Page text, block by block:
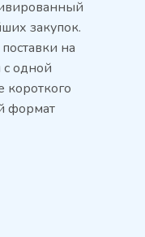
закупок.
на
с одной
короткого
формат